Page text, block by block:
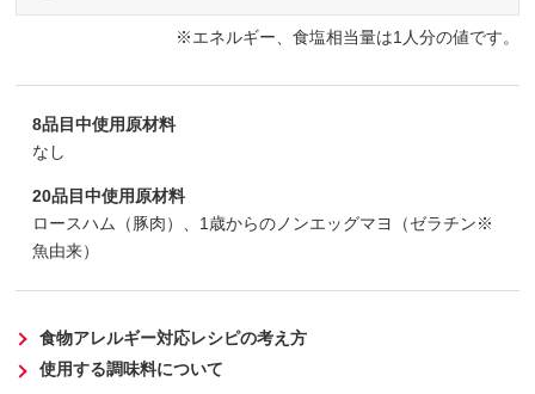
エネルギー、食塩相当量は1人分の値です。
8品目中使用原材料
なし
20品目中使用原材料
ロースハム（豚肉）、1歳からのノンエッグマヨ（ゼラチン※
魚由来）
食物アレルギー対応レシピの考え方
使用する調味料について